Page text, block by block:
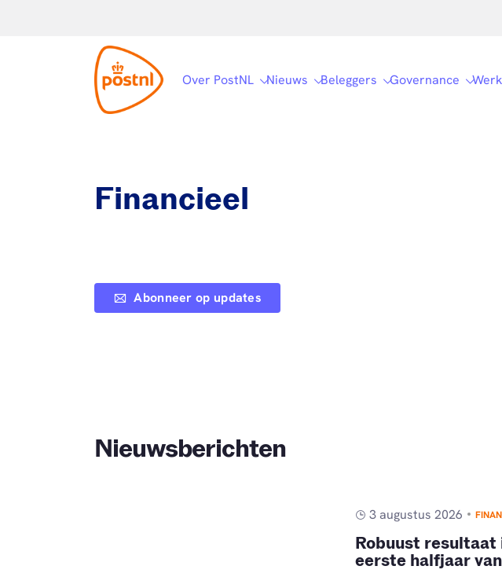
Nieuws
Over PostNL Beleggers Governance
Financieel
Abonneer op updates
Nieuwsberichten
3 augustus 2026
Robuust
eerste halfjaar